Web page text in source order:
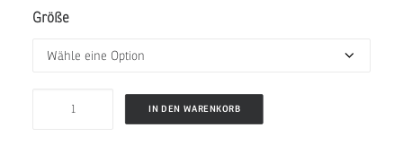
Größe
IN DEN WARENKORB